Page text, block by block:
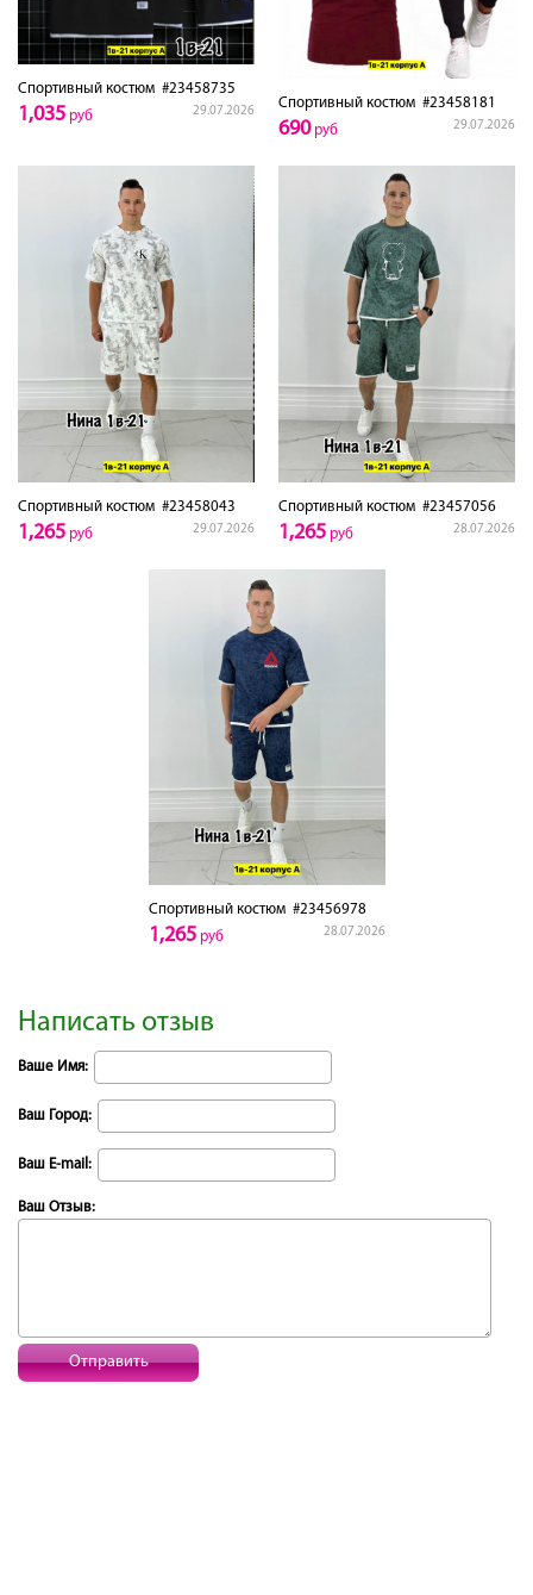
Спортивный костюм #23458735
29.07.2026
1,035 руб
Спортивный костюм #23458181
29.07.2026
690руб
Спортивный костюм #23458043
29.07.2026
1,265 руб
Спортивный костюм #23457056
28.07.2026
1,265 руб
Спортивный костюм#23456978
28.07.2026
1,265руб
Написать отзыв
Ваше Имя:
Ваш Город:
Ваш E-mail:
Ваш Отзыв:
Отправить